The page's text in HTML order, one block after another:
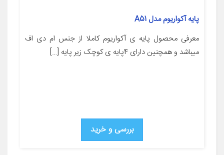
پایه آکواریوم مدل A51
معرفی محصول پایه ی آکواریوم کاملا از جنس ام دی اف
میباشد و همچنین دارای 4پایه ی کوچک زیر پایه […]
بررسی و خرید